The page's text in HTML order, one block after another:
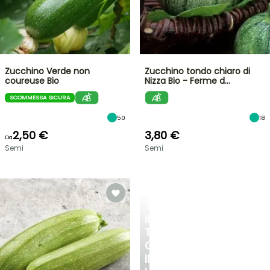
TUO
GIARDINO
IN
Zucchino Verde non
coureuse Bio
SCOMMESSA SICURA
50
Da2,50 €
Semi
Zucchino tondo chiaro di
Nizza Bio - Ferme d…
18
3,80 €
Semi